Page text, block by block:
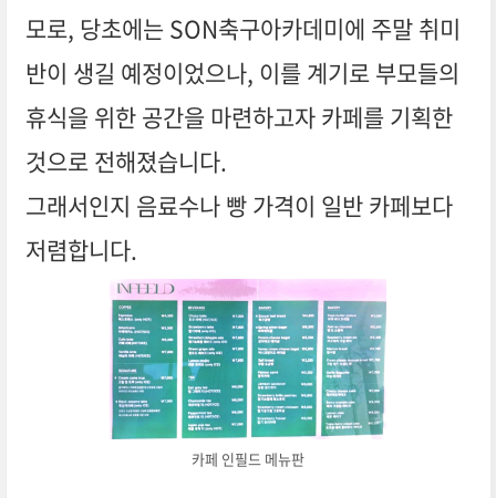
모로, 당초에는 SON축구아카데미에 주말 취미
반이 생길 예정이었으나, 이를 계기로 부모들의
휴식을 위한 공간을 마련하고자 카페를 기획한
것으로 전해졌습니다.
그래서인지 음료수나 빵 가격이 일반 카페보다
저렴합니다.
카페 인필드 메뉴판